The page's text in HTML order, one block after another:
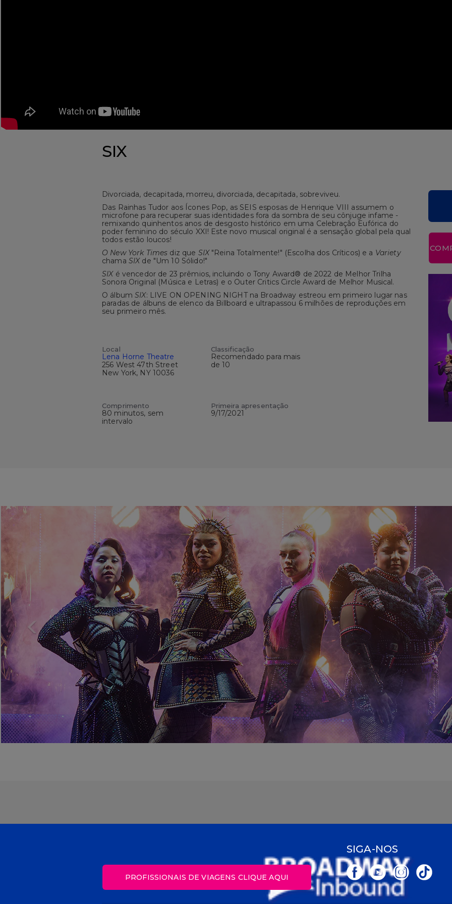
SIX
Divorciada, decapitada, morreu, divorciada, decapitada, sobreviveu.
Das Rainhas Tudor aos Ícones Pop, as SEIS esposas de Henrique VIII assumem o
microfone para recuperar suas identidades fora da sombra de seu cônjuge infame -
remixando quinhentos anos de desgosto histórico em uma Celebração Eufórica do
poder feminino do século XXI! Este novo musical original é a sensação global pela qual
todos estão loucos!
O New York Times diz que SIX "Reina Totalmente!" (Escolha dos Críticos) e a Variety
chama SIX de "Um 10 Sólido!"
SIX é vencedor de 23 prêmios, incluindo o Tony Award® de 2022 de Melhor Trilha
Sonora Original (Música e Letras) e o Outer Critics Circle Award de Melhor Musical.
O álbumSIX: LIVE ON OPENING NIGHT na Broadway estreou em primeiro lugar nas
paradas de álbuns de elenco da Billboard e ultrapassou 6 milhões de reproduções em
seu primeiro mês.
Local
Lena Horne Theatre
256 West 47th Street
New York, NY 10036
Classificação
Recomendado para mais
de 10
Comprimento
80 minutos, sem
intervalo
Primeira apresentação
9/17/2021
Previous
PROFISSIONAIS DE VIAGENS CLIQUE AQUI
SIGA-NOS